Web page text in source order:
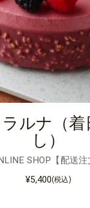
ラルナ（
し）
SHOP【配送注
¥5,400(税込)